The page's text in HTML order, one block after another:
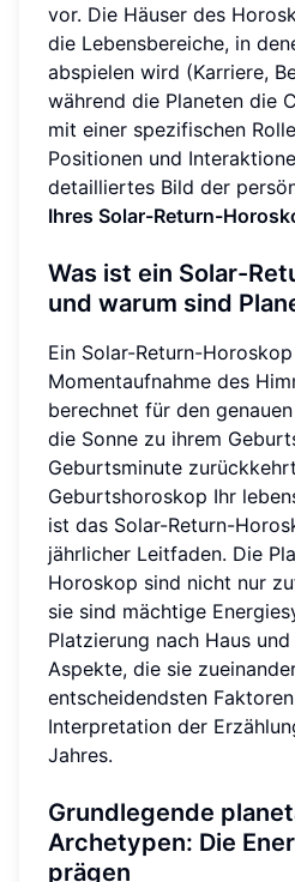
vor. Die Häuser des
die Lebensbereiche, in
abspielen wird (Karriere,
während die Planeten die
mit einer spezifischen
Positionen und
detailliertes Bild der
Ihres Solar-Return-
Was ist ein Solar-
und warum sind
Ein Solar-Return-
Momentaufnahme des
berechnet für den
die Sonne zu ihrem
Geburtsminute
Geburtshoroskop Ihr
ist das Solar-Return-
jährlicher Leitfaden. Die
Horoskop sind nicht nur
sie sind mächtige
Platzierung nach Haus
Aspekte, die sie
entscheidendsten
Interpretation der
Jahres.
Grundlegende
Archetypen: Die
prägen